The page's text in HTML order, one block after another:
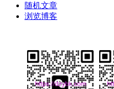
随机文章
浏览博客